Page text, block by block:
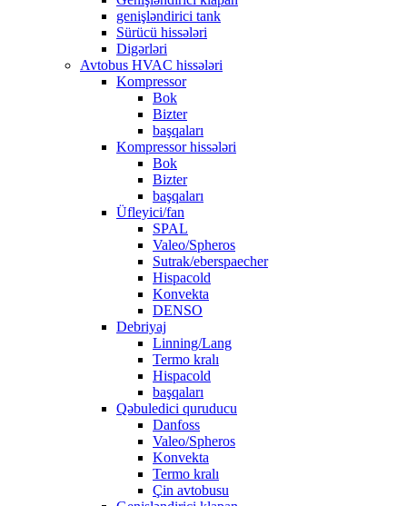
genişləndirici tank
Sürücü hissələri
Digərləri
Avtobus HVAC hissələri
Kompressor
Bok
Bizter
başqaları
Kompressor hissələri
Bok
Bizter
başqaları
Üfleyici/fan
SPAL
Valeo/Spheros
Sutrak/eberspaecher
Hispacold
Konvekta
DENSO
Debriyaj
Linning/Lang
Termo kralı
Hispacold
başqaları
Qəbuledici quruducu
Danfoss
Valeo/Spheros
Konvekta
Termo kralı
Çin avtobusu